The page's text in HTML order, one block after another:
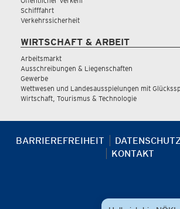
Schifffahrt
Verkehrssicherheit
WIRTSCHAFT & ARBEIT
Arbeitsmarkt
Ausschreibungen & Liegenschaften
Gewerbe
Wettwesen und Landesausspielungen mit
Wirtschaft, Tourismus & Technologie
BARRIEREFREIHEIT
KONTAKT